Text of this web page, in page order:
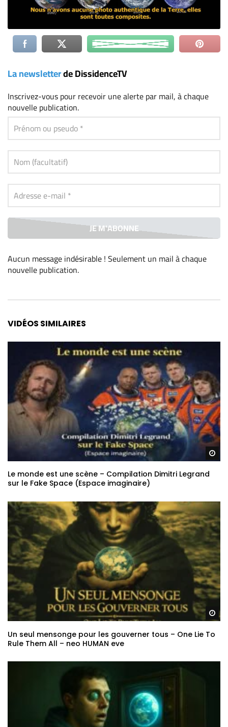
La newsletterde DissidenceTV
Inscrivez-vouspour recevoir une alerte par mail, à chaque
nouvelle publication.
Aucun message indésirable ! Seulement un mail à chaque
nouvelle publication.
VIDÉOS SIMILAIRES
Le monde est une scène – Compilation Dimitri Legrand
sur le Fake Space (Espace imaginaire)
Un seul mensonge pour les gouverner tous – One Lie To
Rule Them All – neo HUMAN eve